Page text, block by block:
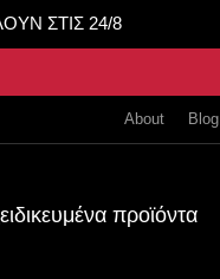
ΣΤΙΣ 24/8
About Blog
προϊόντα